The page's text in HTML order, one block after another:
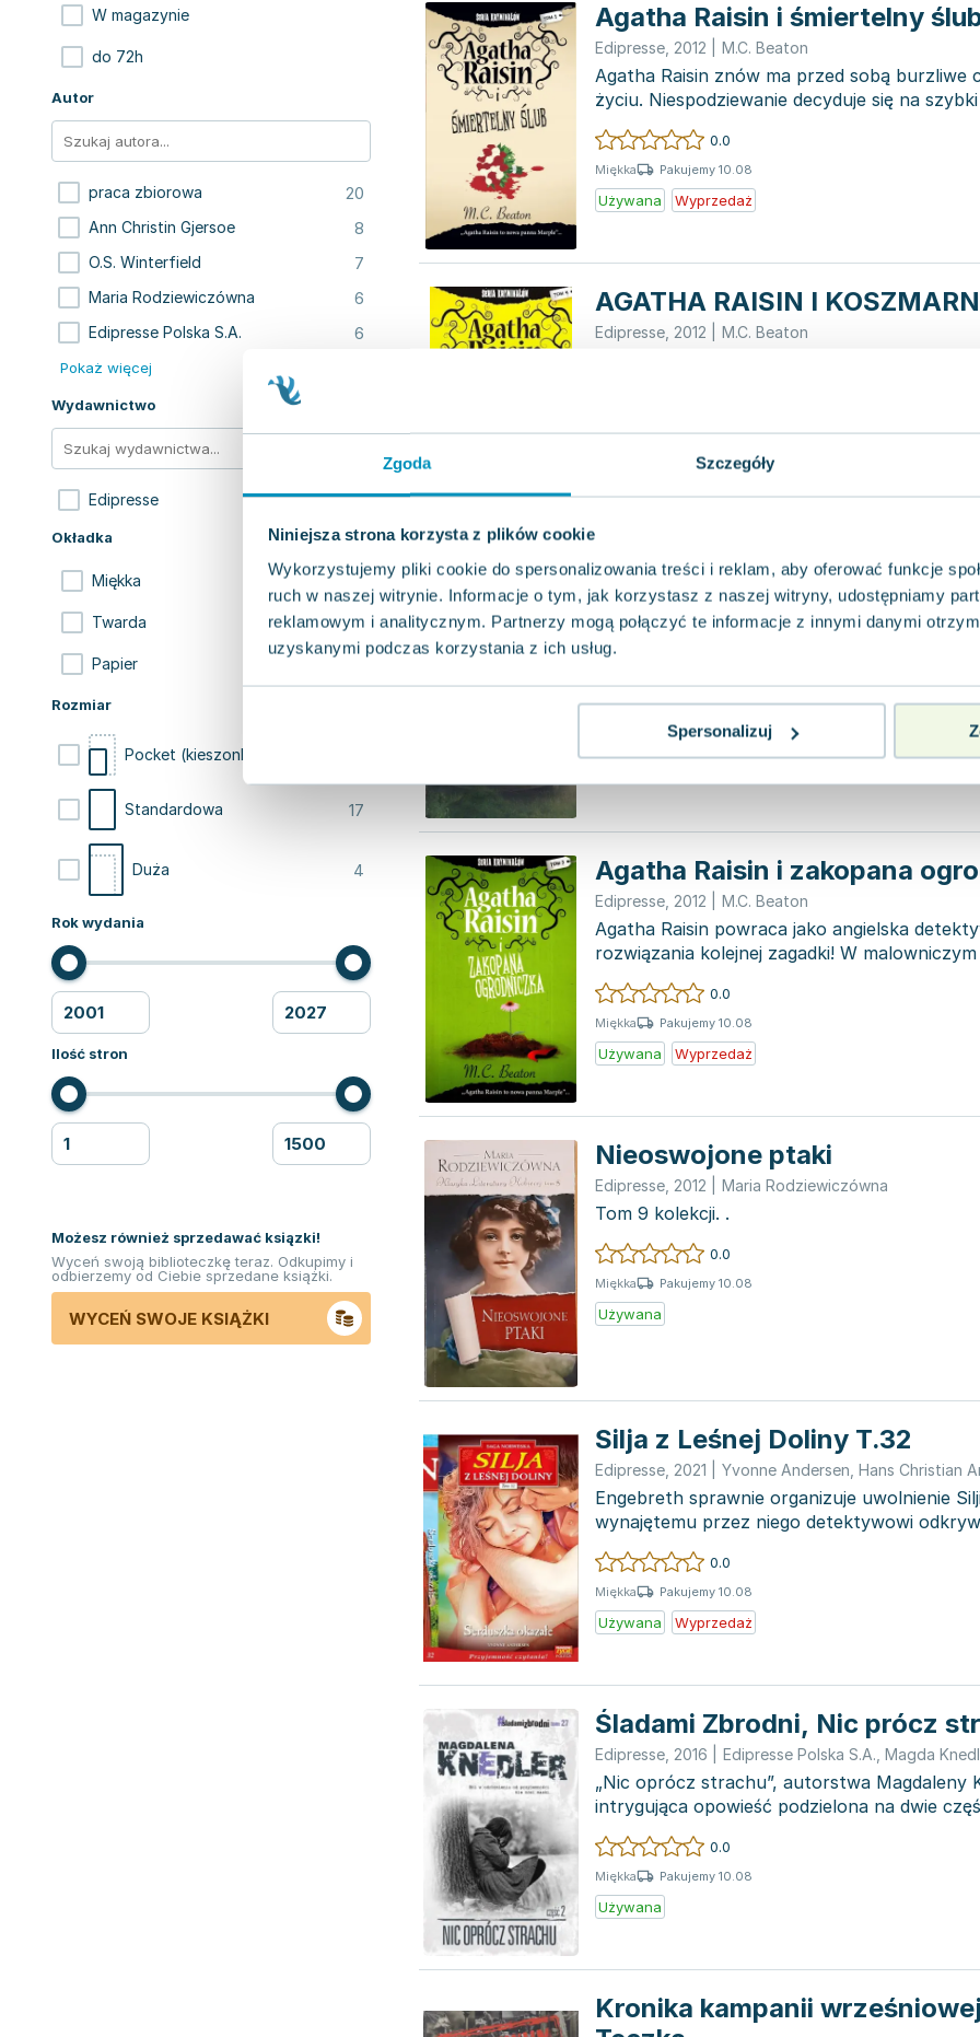
Zgoda Szczegóły
Niniejsza strona korzysta z plików cookie
Wykorzystujemy pliki cookie do spersonalizowania treści i reklam, aby oferować funkcje
ruch w naszej witrynie. Informacje o tym, jak korzystasz z naszej witryny, udostępniamy
reklamowym i analitycznym. Partnerzy mogą połączyć te informacje z innymi danymi
uzyskanymi podczas korzystania z ich usług.
Spersonalizuj
W magazynie
do 72h
Autor
praca zbiorowa 20
Ann Christin Gjersoe 8
O.S. Winterfield 7
Maria Rodziewiczówna 6
Edipresse Polska S.A. 6
Pokaż więcej
Wydawnictwo
Edipresse 91
Okładka
Miękka 63
Twarda 15
Papier
Rozmiar
Pocket (kieszonkowa)
Standardowa 17
Duża 4
Rok wydania
Ilość stron
Możesz również sprzedawać ksiązki!
Wyceń swoją biblioteczkę teraz. Odkupimy i
odbierzemy od Ciebie sprzedane książki.
WYCEŃ SWOJE KSIĄŻKI
Agatha Raisin i śmiertelny
Edipresse 2012 M.C. Beaton
Agatha Raisin znów ma przed sobą burzliwe
życiu. Niespodziewanie decyduje się na
lecz nie...
0.0
Miękka Pakujemy 10.08
Używana Wyprzedaż
AGATHA RAISIN I
Edipresse 2012 M.C. Beaton
oferuje czytelnikom kolejny fascynujący
Pakujemy 10.08
Miłość nad rozlewiskiem T.5
Edipresse,2015 | Małgorzata Kalicińska
Życie potrafi nas zaskakiwać na wiele
własnego losu....
0.0
Pakujemy 10.08
Agatha Raisin i zakopana
Edipresse 2012 M.C. Beaton
Agatha Raisin powraca jako angielska
rozwiązania kolejnej zagadki! W
się nowa mies...
0.0
Miękka Pakujemy 10.08
Używana Wyprzedaż
Nieoswojone ptaki
Edipresse 2012 Maria Rodziewiczówna
Tom 9 kolekcji. .
0.0
Miękka Pakujemy 10.08
Używana
Silja z Leśnej Doliny T.32
Edipresse 2021 Yvonne Andersen Hans Christian
Engebreth sprawnie organizuje uwolnienie
wynajętemu przez niego detektywowi
przebywa...
0.0
Miękka Pakujemy 10.08
Używana Wyprzedaż
Śladami Zbrodni, Nic prócz
Edipresse 2016 Edipresse Polska S.A. Mag­da­
„Nic oprócz strachu”, autorstwa Magdaleny
intrygująca opowieść podzielona na dwie
cykl „Śladam...
0.0
Miękka Pakujemy 10.08
Używana
Kronika kampanii